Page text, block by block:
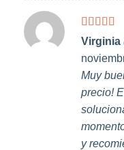
Valorado
con5de
Virginia
Muy
precio!
y